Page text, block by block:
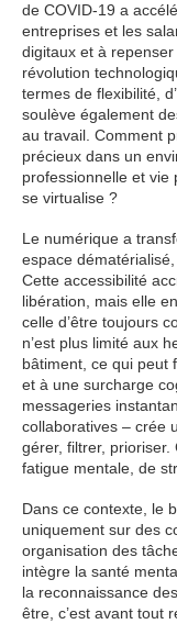
de COVID-19 a
entreprises et les
digitaux et à
révolution
termes de flexibilité,
soulève également
au travail. Comment
précieux dans un
professionnelle et vie
se virtualise ?
Le numérique a
espace
Cette accessibilité
libération, mais elle
celle d’être toujours
n’est plus limité aux
bâtiment, ce qui peut
et à une surcharge
messageries
collaboratives – crée
gérer, filtrer,
fatigue mentale, de
Dans ce contexte, le
uniquement sur des
organisation des
intègre la santé
la reconnaissance
être, c’est avant tout